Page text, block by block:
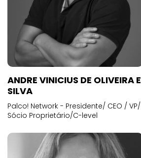
ANDRE VINICIUS DE OLIVEIRA E
SILVA
Palco! Network - Presidente/ CEO / VP/
Sócio Proprietário/C-level